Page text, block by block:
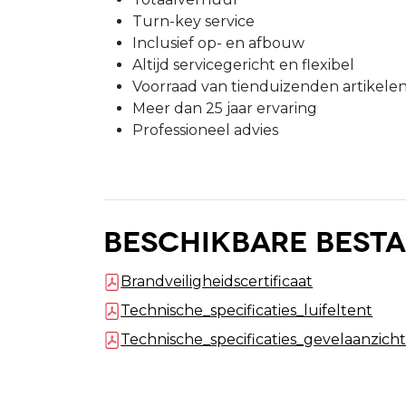
Turn-key service
Inclusief op- en afbouw
Altijd servicegericht en flexibel
Voorraad van tienduizenden artikelen
Meer dan 25 jaar ervaring
Professioneel advies
Beschikbare
Brandveiligheidscertificaat
Technische_specificaties_luifeltent
Technische_specificaties_gevelaanzicht